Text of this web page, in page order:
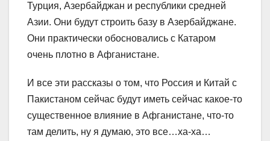
Турция, Азербайджан и республики средней
Азии. Они будут строить базу в Азербайджане.
Они практически обосновались с Катаром
очень плотно в Афганистане.
И все эти рассказы о том, что Россия и Китай с
Пакистаном сейчас будут иметь сейчас какое-то
существенное влияние в Афганистане, что-то
там делить, ну я думаю, это все…ха-ха…